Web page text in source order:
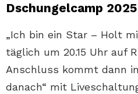
Dschungelcamp
„Ich bin ein Star – Holt
täglich um 20.15 Uhr auf
Anschluss kommt dann
danach“ mit